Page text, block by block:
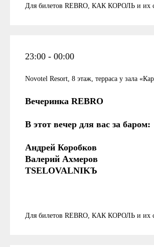
Для билетов REBRO, КАК КОРОЛЬ и их
23:00 - 00:00
Novotel Resort, 8 этаж, терраса у зала
Вечеринка REBRO
В этот вечер для вас за баром:
Андрей Коробков
Валерий Ахмеров
TSELOVALNIKЪ
Для билетов REBRO, КАК КОРОЛЬ и их